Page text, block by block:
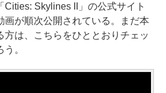
Skylines II」の公式サイト
画が順次公開されている。まだ本
方は、こちらをひととおりチェッ
。